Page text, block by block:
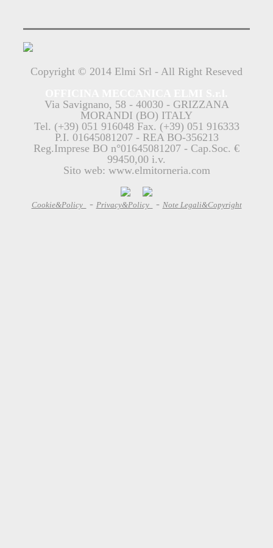
Copyright © 2014 Elmi Srl - All Right Reseved
Via Savignano, 58 - 40030 - GRIZZANA
MORANDI (BO) ITALY
Tel. (+39) 051 916048 Fax. (+39) 051 916333
P.I. 01645081207 - REA BO-356213
Reg.Imprese BO n°01645081207 - Cap.Soc. €
99450,00 i.v.
Sito web: www.elmitorneria.com
Cookie&Policy - Privacy&Policy - Note Legali&Copyright